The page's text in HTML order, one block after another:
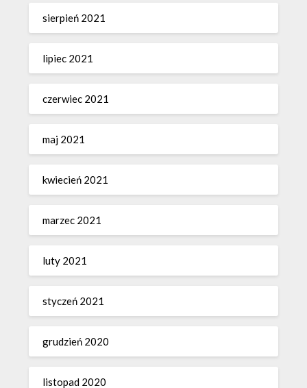
sierpień 2021
lipiec 2021
czerwiec 2021
maj 2021
kwiecień 2021
marzec 2021
luty 2021
styczeń 2021
grudzień 2020
listopad 2020